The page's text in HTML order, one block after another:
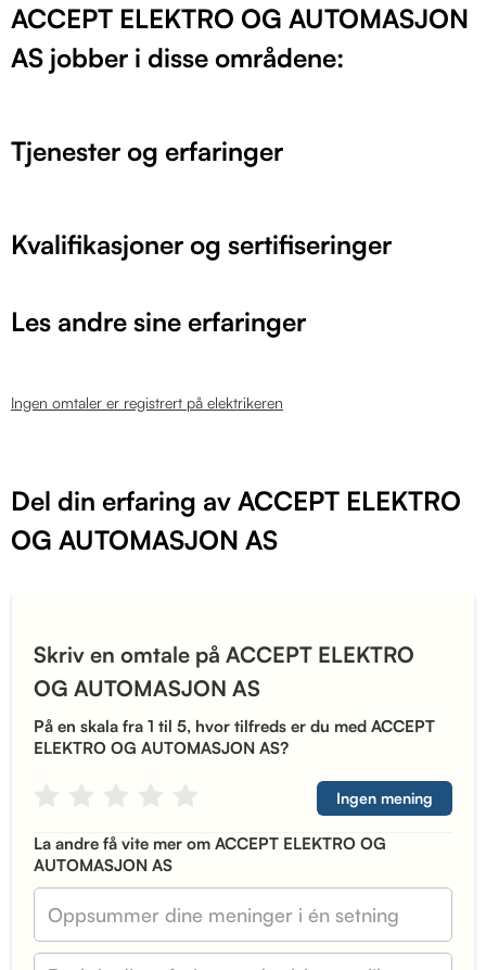
ACCEPT ELEKTRO OG AUTOMASJON
AS jobber i disse områdene:
Tjenester og erfaringer
Kvalifikasjoner og sertifiseringer
Les andre sine erfaringer
Ingen omtaler er registrert på elektrikeren
Del din erfaring av ACCEPT ELEKTRO
OG AUTOMASJON AS
Skriv en omtale på ACCEPT ELEKTRO
OG AUTOMASJON AS
På en skala fra 1 til 5, hvor tilfreds er du med ACCEPT
ELEKTRO OG AUTOMASJON AS?
Ingen mening
La andre få vite mer om ACCEPT ELEKTRO OG
AUTOMASJON AS